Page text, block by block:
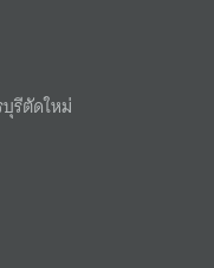
รีตัดใหม่